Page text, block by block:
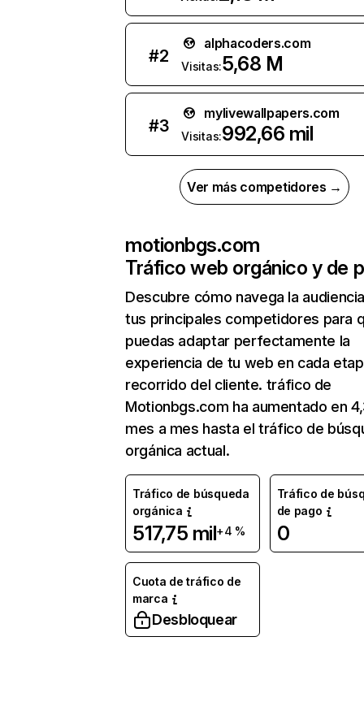
#2
alphacoders.com
Visitas:5,68 M
#3
mylivewallpapers.com
Visitas:992,66 mil
Ver más competidores →
motionbgs.com
Tráfico web orgánico y de
Descubre cómo navega la
tus principales competidores para
puedas adaptar perfectamente la
experiencia de tu web en cada
recorrido del cliente. tráfico de
Motionbgs.com ha aumentado en
mes a mes hasta el tráfico de
orgánica actual.
Tráfico de búsqueda
orgánica
517,75 mil+4 %
Tráfico de
de pago
0
Cuota de tráfico de
marca
Desbloquear